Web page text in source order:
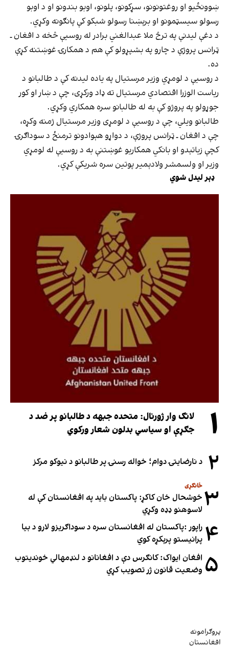
ښوونځیو او روغتونونو، سړکونو، پلونو، اوبو بندونو او د اوبو
رسولو سیسټمونو او برېښنا رسولو شبکو کې پانګونه وکړي.
د دغې لیدنې په ترڅ ملا عبدالغني برادر له روسیې څخه د افغان ـ
ټرانس پروژې د چارو په بشپړولو کې هم د همکارۍ غوښتنه کړې
ده.
د روسیې د لومړي وزیر مرستیال په یاده لیدنه کې د طالبانو د
ریاست الوزرا اقتصادي مرستیال ته ډاد ورکړی، چې د ښار او کور
جوړولو په پروژو کې به له طالبانو سره همکاري وکړي.
طالبانو ویلي، چې د روسیې د لومړی وزیر مرستیال ژمنه وکړه،
چې د افغان ـ ټرانس پروژې، د دواړو هېوادونو ترمنځ د سوداګرۍ
کچې زیاتېدو او بانکي همکاریو غوښتنې به د روسیې له لومړي
وزیر او ولسمشر ولادېمیر پوتین سره شریکې کړي.
ډېر لیدل شوي
۱
لانګ وار ژورنال: متحده جبهه د طالبانو پر ضد د
جګړې او سیاسي بدلون شعار ورکوي
۲ د نارضایتۍ دوام؛ خواله رسنۍ پر طالبانو د نیوکو مرکز
۳ ځانګړی
خوشحال خان کاکړ: پاکستان بايد په افغانستان کې له
لاسوهنو ډډه وکړي
۴ راپور :پاکستان له افغانستان سره د سوداګریزو لارو د بیا
پرانیستو پرېکړه کوي
۵ افغان ایواک: کانګرس دې د افغانانو د لنډمهالي خوندیتوب
وضعیت قانون ژر تصویب کړي
پروګرامونه
افغانستان